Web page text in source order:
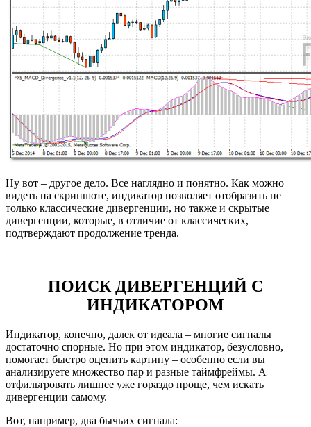
Ну вот – другое дело. Все наглядно и понятно. Как можно
видеть на скриншоте, индикатор позволяет отобразить не
только классические дивергенции, но также и скрытые
дивергенции, которые, в отличие от классических,
подтверждают продолжение тренда.
ПОИСК ДИВЕРГЕНЦИЙ С
ИНДИКАТОРОМ
Индикатор, конечно, далек от идеала – многие сигналы
достаточно спорные. Но при этом индикатор, безусловно,
помогает быстро оценить картину – особенно если вы
анализируете множество пар и разные таймфреймы. А
отфильтровать лишнее уже гораздо проще, чем искать
дивергенции самому.
Вот, например, два бычьих сигнала: